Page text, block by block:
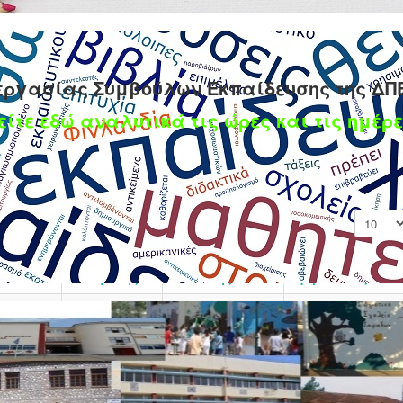
Συμβούλων Εκπαίδευσης της
εδώ αναλυτικά τις ώρες και τις
Ημερομηνία
Μεταβολής
Συντάκτης Εμφανίσεις
01 Σεπτεμβρίου
2025
Γράφτηκε από
τον/την Super User
Εμφανίσεις: 6307
26 Αυγούστου
2025
Γράφτηκε από
τον/την Super User
Εμφανίσεις: 6605